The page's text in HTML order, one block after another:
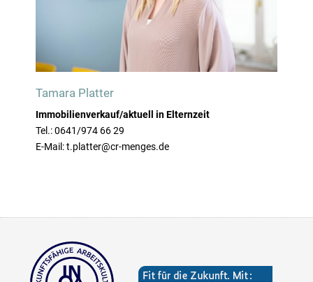
Tamara Platter
Immobilienverkauf/aktuell in Elternzeit
Tel.: 0641/974 66 29
E-Mail: t.platter@cr-menges.de